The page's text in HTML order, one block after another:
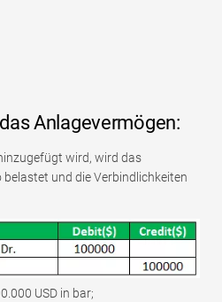
Anlagevermögen:
wird, wird das
und die Verbindlichkeiten
USD in bar;